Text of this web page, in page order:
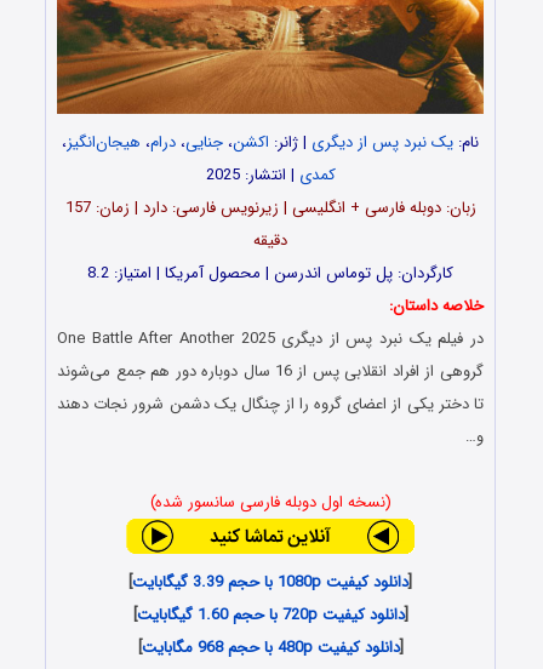
نام: یک نبرد پس از دیگری | ژانر: اکشن، جنایی، درام، هیجان‌انگیز،
کمدی | انتشار: 2025
زبان: دوبله فارسی + انگلیسی | زیرنویس فارسی: دارد | زمان: 157
دقیقه
کارگردان: پل توماس اندرسن | محصول آمریکا | امتیاز: 8.2
خلاصه داستان:
در فیلم یک نبرد پس از دیگری One Battle After Another 2025
گروهی از افراد انقلابی پس از 16 سال دوباره دور هم جمع می‌شوند
تا دختر یکی از اعضای گروه را از چنگال یک دشمن شرور نجات دهند
و…
(نسخه اول دوبله فارسی سانسور شده)
[دانلود کیفیت 1080p با حجم 3.39 گیگابایت
]
[دانلود کیفیت 720p با حجم 1.60 گیگابایت
]
[دانلود کیفیت 480p با حجم 968 مگابایت ]